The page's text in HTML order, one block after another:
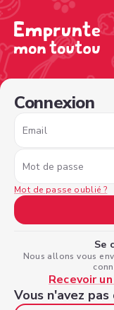
Connexion
Email
Mot de passe
Mot de passe oublié ?
Se
Nous allons vous
Recevoir
Vous n'avez
/sign-